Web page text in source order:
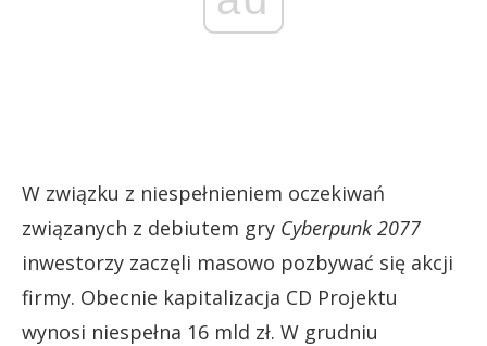
W związku z niespełnieniem oczekiwań
związanych z debiutem gry Cyberpunk 2077
inwestorzy zaczęli masowo pozbywać się akcji
firmy. Obecnie kapitalizacja CD Projektu
wynosi niespełna 16 mld zł. W grudniu